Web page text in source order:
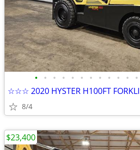
• • • • • • • • • • • •
☆☆☆ 2020 HYSTER H100FT
8/4
$23,400